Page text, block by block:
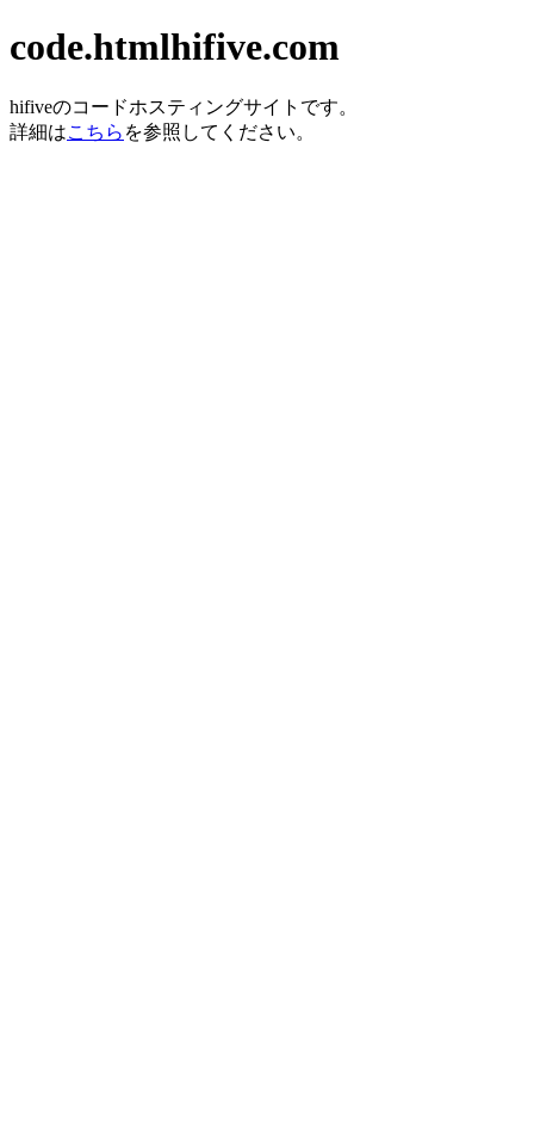
code.htmlhifive.com
hifiveのコードホスティングサイトです。
詳細はこちら を参照してください。